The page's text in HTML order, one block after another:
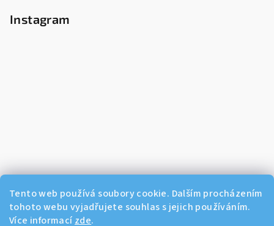
Tento web používá soubory cookie. Dalším procházením
tohoto webu vyjadřujete souhlas s jejich používáním.
Více informací zde.
Instagram